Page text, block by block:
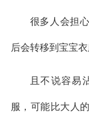
很多人会担
后会转移到宝宝
且不说容易
服，可能比大人